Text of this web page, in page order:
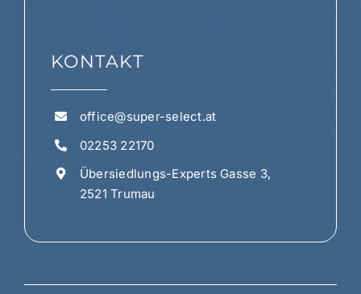
KONTAKT
office@super-select.at
02253 22170
Übersiedlungs-Experts Gasse 3,
2521 Trumau